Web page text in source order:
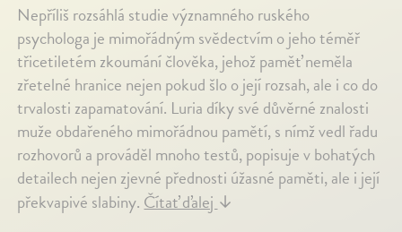
Nepříliš rozsáhlá studie významného ruského
psychologa je mimořádným svědectvím o jeho téměř
třicetiletém zkoumání člověka, jehož paměť neměla
zřetelné hranice nejen pokud šlo o její rozsah, ale i co do
trvalosti zapamatování. Luria díky své důvěrné znalosti
muže obdařeného mimořádnou pamětí, s nímž vedl řadu
rozhovorů a prováděl mnoho testů, popisuje v bohatých
detailech nejen zjevné přednosti úžasné paměti, ale i její
překvapivé slabiny. Čítať ďalej ↓